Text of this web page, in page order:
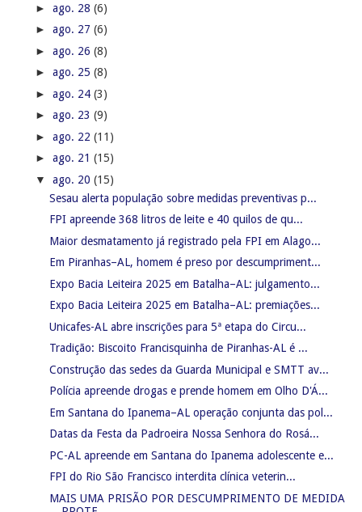
► ago. 28 (6)
► ago. 27 (6)
► ago. 26 (8)
► ago. 25 (8)
► ago. 24 (3)
► ago. 23 (9)
► ago. 22 (11)
► ago. 21 (15)
▼ ago. 20 (15)
Sesau alerta população sobre medidas preventivas p...
FPI apreende 368 litros de leite e 40 quilos de qu...
Maior desmatamento já registrado pela FPI em Alago...
Em Piranhas–AL, homem é preso por descumpriment...
Expo Bacia Leiteira 2025 em Batalha–AL: julgamento...
Expo Bacia Leiteira 2025 em Batalha–AL: premiações...
Unicafes-AL abre inscrições para 5ª etapa do Circu...
Tradição: Biscoito Francisquinha de Piranhas-AL é ...
Construção das sedes da Guarda Municipal e SMTT av...
Polícia apreende drogas e prende homem em Olho D'Á...
Em Santana do Ipanema–AL operação conjunta das pol...
Datas da Festa da Padroeira Nossa Senhora do Rosá...
PC-AL apreende em Santana do Ipanema adolescente e...
FPI do Rio São Francisco interdita clínica veterin...
MAIS UMA PRISÃO POR DESCUMPRIMENTO DE MEDIDA